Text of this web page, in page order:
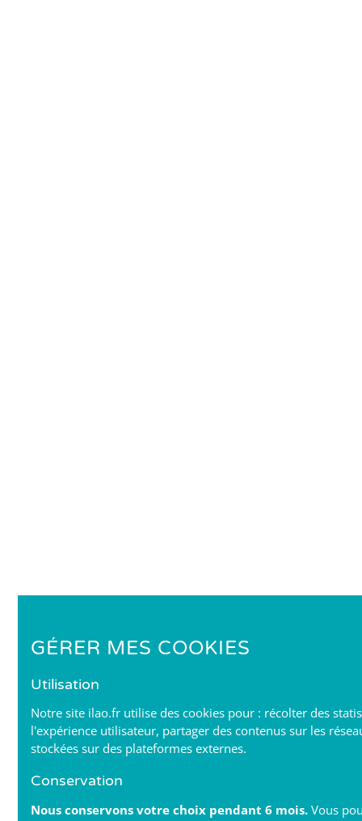
GÉRER MES COOKIES
Utilisation
Notre site ilao.fr utilise des cookies pour : récolter des
l'expérience utilisateur, partager des contenus sur les
stockées sur des plateformes externes.
Conservation
Nous conservons votre choix pendant 6 mois.Vous